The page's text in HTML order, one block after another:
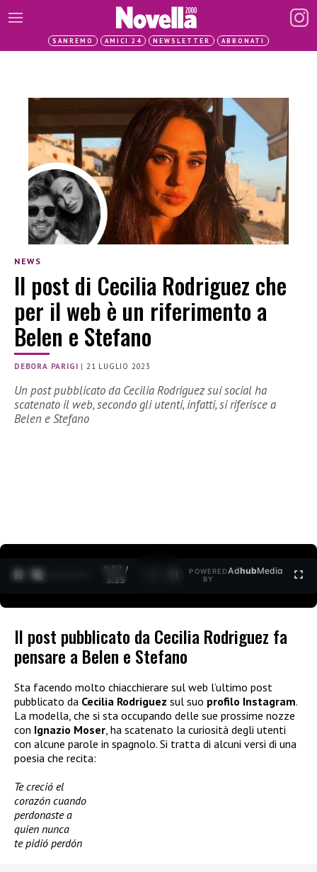
SANREMO AMICI 24 NEWSLETTER ABBONATI
NEWS
Il post di Cecilia Rodriguez che
per il web è un riferimento a
Belen e Stefano
DEBORA PARIGI | 21 LUGLIO 2023
Un post pubblicato da Cecilia Rodriguez sui social ha
scatenato il web, secondo gli utenti, infatti, si riferisce a
Belen e Stefano
0:28 /
3:35
POWERED
BY
AdhubMedia
Il post pubblicato da Cecilia Rodriguez fa
pensare a Belen e Stefano
Sta facendo molto chiacchierare sul web l’ultimo post
pubblicato da Cecilia Rodriguez sul suo profilo Instagram.
La modella, che si sta occupando delle sue prossime nozze
con Ignazio Moser, ha scatenato la curiosità degli utenti
con alcune parole in spagnolo. Si tratta di alcuni versi di una
poesia che recita:
Te creció el
corazón cuando
perdonaste a
quien nunca
te pidió perdón